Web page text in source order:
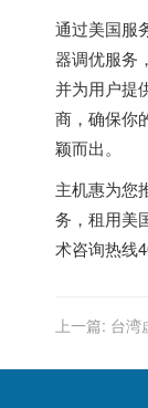
通过美国服
器调优服务
并为用户提
商，确保你
颖而出。
主机惠为您
务，租用美
术咨询热线
上一篇: 台湾
工具